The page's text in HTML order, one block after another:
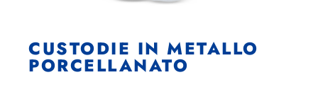
CUSTODIE IN METALLO
PORCELLANATO